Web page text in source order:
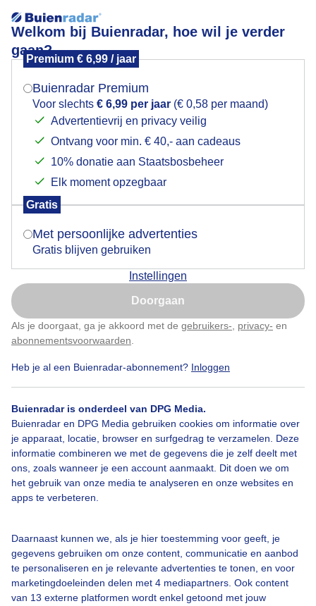
Welkom bij Buienradar, hoe wil je verder
gaan?
Premium € 6,99 / jaar
Buienradar Premium
Voor slechts € 6,99 per jaar (€ 0,58 per maand)
Advertentievrij en privacy veilig
Ontvang voor min. € 40,- aan cadeaus
10% donatie aan Staatsbosbeheer
Elk moment opzegbaar
Gratis
Met persoonlijke advertenties
Gratis blijven gebruiken
Instellingen
Doorgaan
Als je doorgaat, ga je akkoord met de gebruikers- privacy- en
abonnementsvoorwaarden
Heb je al een Buienradar-abonnement? Inloggen
Buienradar is onderdeel van DPG Media.
Buienradar en DPG Media gebruiken cookies om informatie over
je apparaat, locatie, browser en surfgedrag te verzamelen. Deze
informatie combineren we met de gegevens die je zelf deelt met
ons, zoals wanneer je een account aanmaakt. Dit doen we om
het gebruik van onze media te analyseren en onze websites en
apps te verbeteren.
Daarnaast kunnen we, als je hier toestemming voor geeft, je
gegevens gebruiken om onze content, communicatie en aanbod
te personaliseren en je relevante advertenties te tonen, en voor
marketingdoeleinden delen met 4 mediapartners. Ook content
van 13 externe platformen wordt enkel getoond met jouw
Fraaie luchten op deze dag met 28 graden in Breda.
Door: Henk Voermans Gemaakt: 18-07-2025, 52x bekeken
Een moment geduld aub...
Over Buienradar
Mogen we je locatie gebruiken voor het
Indien je hier nog geen akkoord op hebt gegeven,
verschijnt er zo een pop-up uit je browser waarin
Is goed, toon de popup
Nu niet, misschien later
Klik hierom dit aan te passen